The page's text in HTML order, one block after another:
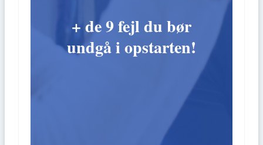
+ de 9 fejl du bør
undgå i opstarten!